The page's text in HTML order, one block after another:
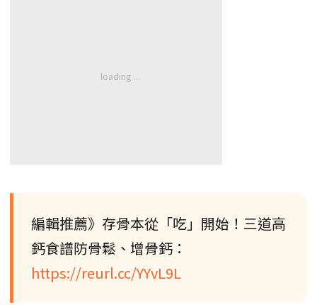
編輯推薦》存骨本從「吃」開始！三道高
鈣食譜防骨鬆、增骨鈣：
https://reurl.cc/YYvL9L